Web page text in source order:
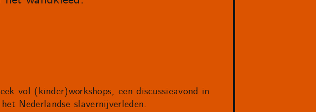
vol (kinder)workshops, een discussieavond in
Nederlandse slavernijverleden.